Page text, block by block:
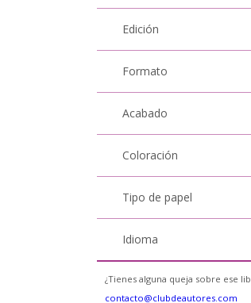
Edición
Formato
Acabado
Coloración
Tipo de papel
Idioma
¿Tienes alguna queja sobre ese
contacto@clubdeautores.com